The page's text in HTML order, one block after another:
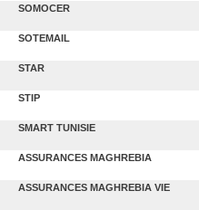
SOMOCER
SOTEMAIL
STAR
STIP
SMART TUNISIE
ASSURANCES MAGHREBIA
ASSURANCES MAGHREBIA VIE